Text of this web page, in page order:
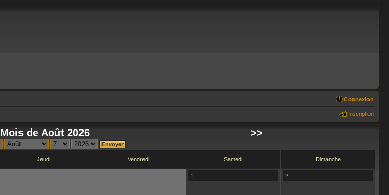
Connexion
Inscription
Mois de Août 2026 >>
Jeudi Vendredi Samedi Dimanche
1 2